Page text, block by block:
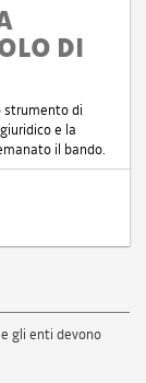
DI
strumento di
e la
il bando.
gli enti devono